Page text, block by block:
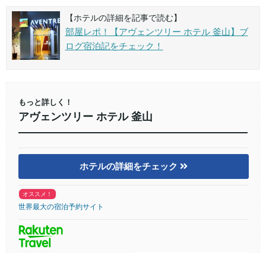
【ホテルの詳細を記事で読む】
部屋レポ！【アヴェンツリー ホテル 釜山】ブ
ログ宿泊記をチェック！
もっと詳しく！
アヴェンツリー ホテル 釜山
ホテルの詳細をチェック
オススメ！
世界最大の宿泊予約サイト